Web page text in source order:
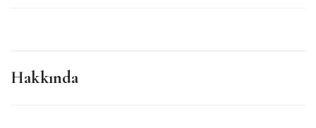
Hakkında